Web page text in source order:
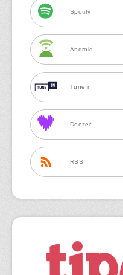
Spotify
Android
TuneIn
Deezer
RSS